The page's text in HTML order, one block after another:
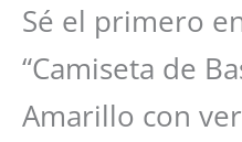
Sé el primero
“Camiseta de
Amarillo con